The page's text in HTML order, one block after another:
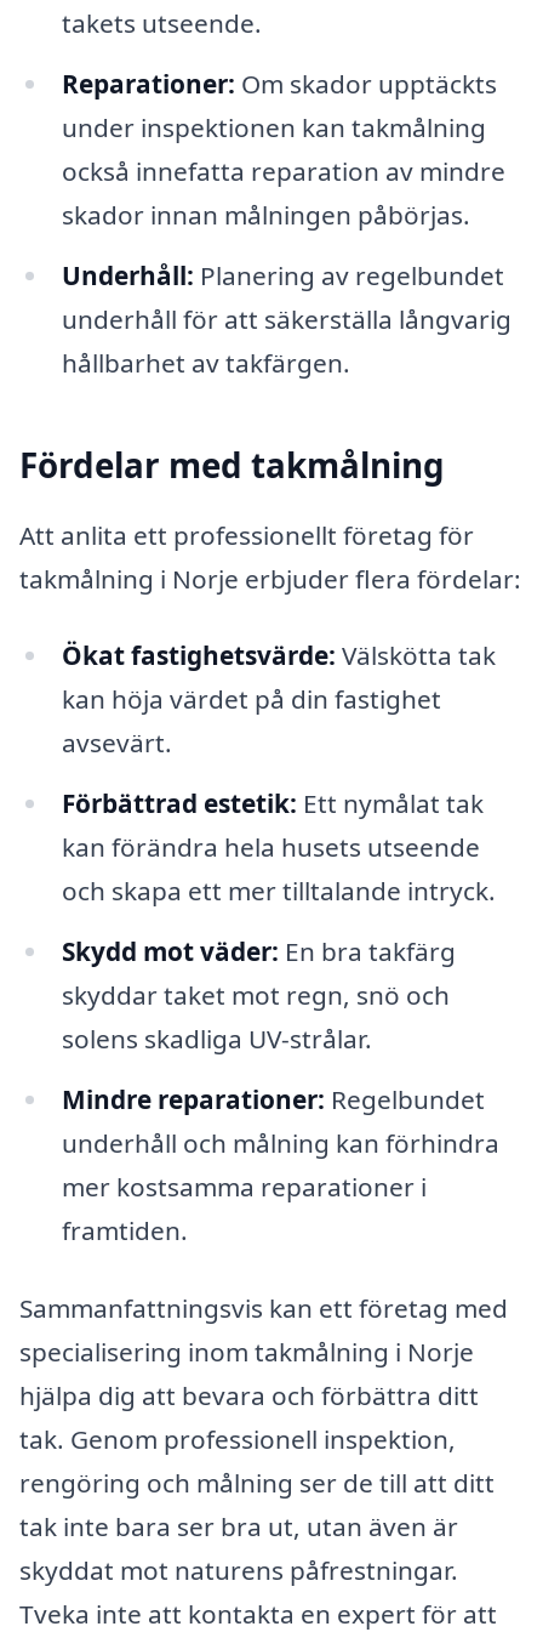
takets utseende.
Reparationer: Om skador upptäckts
under inspektionen kan takmålning
också innefatta reparation av mindre
skador innan målningen påbörjas.
Underhåll: Planering av regelbundet
underhåll för att säkerställa långvarig
hållbarhet av takfärgen.
Fördelar med takmålning
Att anlita ett professionellt företag för
takmålning i Norje erbjuder flera fördelar:
Ökat fastighetsvärde: Välskötta tak
kan höja värdet på din fastighet
avsevärt.
Förbättrad estetik: Ett nymålat tak
kan förändra hela husets utseende
och skapa ett mer tilltalande intryck.
Skydd mot väder: En bra takfärg
skyddar taket mot regn, snö och
solens skadliga UV-strålar.
Mindre reparationer: Regelbundet
underhåll och målning kan förhindra
mer kostsamma reparationer i
framtiden.
Sammanfattningsvis kan ett företag med
specialisering inom takmålning i Norje
hjälpa dig att bevara och förbättra ditt
tak. Genom professionell inspektion,
rengöring och målning ser de till att ditt
tak inte bara ser bra ut, utan även är
skyddat mot naturens påfrestningar.
Tveka inte att kontakta en expert för att